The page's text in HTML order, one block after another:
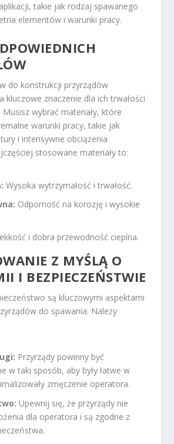
takie jak rodzaj spawanego
elementów i warunki pracy.
do konstrukcji przyrządów
kluczowe znaczenie dla ich trwałości
wybrać materiały, które
warunki pracy, takie jak
i intensywne obciążenia
stosowane materiały to:
Wysoka wytrzymałość i trwałość.
Odporność na korozję i wysokie
i dobra przewodność cieplna.
Z MYŚLĄ O
I BEZPIECZEŃSTWIE
są kluczowymi aspektami
do spawania. Należy
Przyrządy powinny być
w taki sposób, aby były łatwe w
zmęczenie operatora.
Upewnij się, że przyrządy nie
dla operatora i są zgodne z